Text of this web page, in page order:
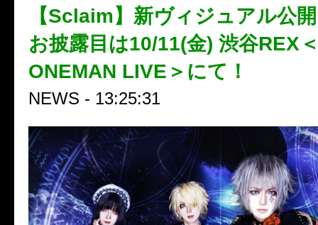
【Sclaim】新ヴィジュアル公
お披露目は10/11(金) 渋谷REX
ONEMAN LIVE＞にて！
NEWS - 13:25:31